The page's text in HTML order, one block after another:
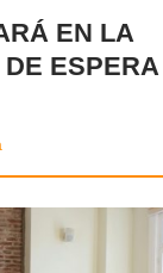
EN LA
DE ESPERA